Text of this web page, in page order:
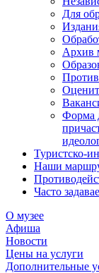
Для
Архив
Форма
Туристско-
Наши
Часто
О музее
Афиша
Новости
Цены на услуги
Дополнительные